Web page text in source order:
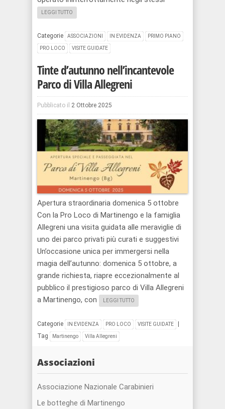
LEGGI TUTTO
Categorie ASSOCIAZIONI IN EVIDENZA PRIMO PIANO
PRO LOCO VISITE GUIDATE
Tinte d’autunno nell’incantevole
Parco di Villa Allegreni
Pubblicato il 2 Ottobre 2025
Apertura straordinaria domenica 5 ottobre
Con la Pro Loco di Martinengo e la famiglia
Allegreni una visita guidata alle meraviglie di
uno dei parco privati più curati e suggestivi
Un’occasione unica per immergersi nella
magia dell’autunno: domenica 5 ottobre, a
grande richiesta, riapre eccezionalmente al
pubblico il prestigioso parco di Villa Allegreni
a Martinengo, con
LEGGI TUTTO
Categorie IN EVIDENZA PRO LOCO VISITE GUIDATE
Tag
Martinengo Villa Allegreni
Associazioni
Associazione Nazionale Carabinieri
Le botteghe di Martinengo